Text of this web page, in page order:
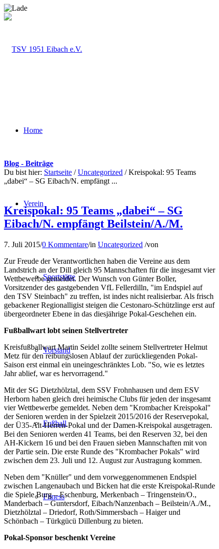
Home
Verein
Sportstätte
Vorstand
Fußball
Fitness
Blog - Beiträge
Du bist hier: Startseite / Uncategorized / Kreispokal: 95 Teams
„dabei“ – SG Eibach/N. empfängt ...
Kreispokal: 95 Teams „dabei“ – SG
Eibach/N. empfängt Beilstein/A./M.
7. Juli 2015/0 Kommentare/in Uncategorized /von
Zur Freude der Verantwortlichen haben die Vereine aus dem
Landstrich an der Dill gleich 95 Mannschaften für die insgesamt vier
Wettbewerbe gemeldet. Der Wunsch von Günter Boller,
Vorsitzender des gastgebenden VfL Fellerdilln, "im Endspiel auf
den TSV Steinbach" zu treffen, ist indes nicht realisierbar. Als frisch
gebackener Regionalligist steigen die Cestonaro-Schützlinge erst auf
übergeordneter Ebene in das diesjährige Pokal-Geschehen ein.
Fußballwart lobt seinen Stellvertreter
Kreisfußballwart Martin Seidel zollte seinem Stellvertreter Helmut
Metz für den reibungslosen Ablauf der zurückliegenden Pokal-
Saison erst einmal ein uneingeschränktes Lob. "So, wie es letztes
Jahr ablief, war es hervorragend."
Mit der SG Dietzhölztal, dem SSV Frohnhausen und dem ESV
Herborn haben gleich drei heimische Clubs für jeden der insgesamt
vier Wettbewerbe gemeldet. Neben dem "Krombacher Kreispokal"
der Senioren werden in der Spielzeit 2015/2016 der Reservepokal,
der Ü35-Alt-Herren-Pokal und der Damen-Kreispokal ausgetragen.
Bei den Senioren werden 41 Teams, bei den Reserven 32, bei den
AH-Kickern 16 und bei den Frauen sieben Mannschaften mit von
der Partie sein. Die erste Runde des "Krombacher Pokals" wird
zwischen dem 23. Juli und 12. August zur Austragung kommen.
Neben dem "Knüller" und dem vorweggenommenen Endspiel
zwischen Langenaubach und Bicken hat die erste Kreispokal-Runde
die Spiele Burg – Eschenburg, Merkenbach – Tringenstein/O.,
Manderbach – Guntersdorf, Eibach/Nanzenbach – Beilstein/A./M.,
Dietzhölztal – Driedorf, Roth/Simmersbach – Haiger und
Schönbach – Türkgücü Dillenburg zu bieten.
Pokal-Sponsor beschenkt Vereine